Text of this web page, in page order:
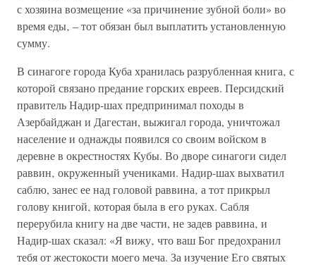
с хозяина возмещение «за причинение зубной боли» во
время еды‚ – тот обязан был выплатить установленную
сумму.
В синагоге города Куба хранилась разрубленная книга‚ с
которой связано предание горских евреев. Персидский
правитель Надир-шах предпринимал походы в
Азербайджан и Дагестан, выжигал города, уничтожал
население и однажды появился со своим войском в
деревне в окрестностях Кубы. Во дворе синагоги сидел
раввин‚ окруженный учениками. Надир-шах выхватил
саблю, занес ее над головой раввина‚ а тот прикрыл
голову книгой‚ которая была в его руках. Сабля
перерубила книгу на две части, не задев раввина‚ и
Надир-шах сказал: «Я вижу‚ что ваш Бог предохранил
тебя от жестокости моего меча. За изучение Его святых